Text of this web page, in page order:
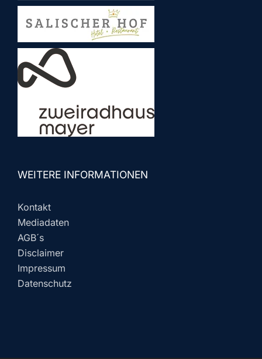
WEITERE INFORMATIONEN
Kontakt
Mediadaten
AGB´s
Disclaimer
Impressum
Datenschutz